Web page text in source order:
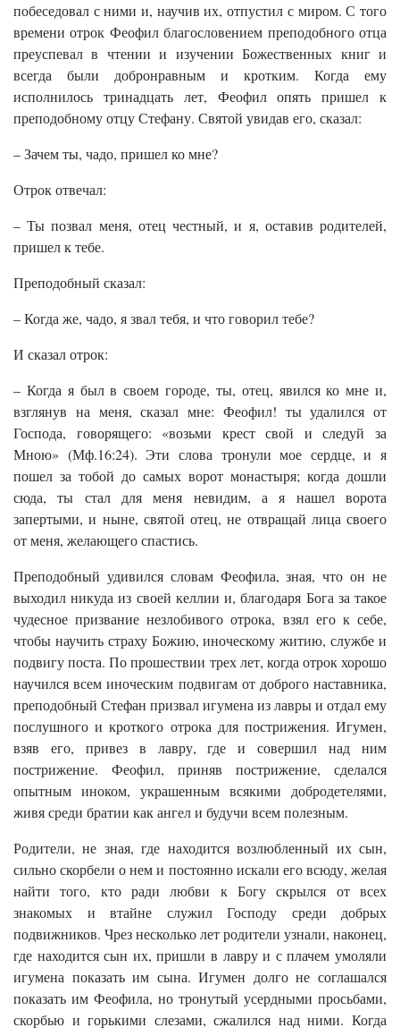
побеседовал с ними и, научив их, отпустил с миром. С того
времени отрок Феофил благословением преподобного отца
преуспевал в чтении и изучении Божественных книг и
всегда были добронравным и кротким. Когда ему
исполнилось тринадцать лет, Феофил опять пришел к
преподобному отцу Стефану. Святой увидав его, сказал:
– Зачем ты, чадо, пришел ко мне?
Отрок отвечал:
– Ты позвал меня, отец честный, и я, оставив родителей,
пришел к тебе.
Преподобный сказал:
– Когда же, чадо, я звал тебя, и что говорил тебе?
И сказал отрок:
– Когда я был в своем городе, ты, отец, явился ко мне и,
взглянув на меня, сказал мне: Феофил! ты удалился от
Господа, говорящего: «возьми крест свой и следуй за
Мною» (Мф.16:24). Эти слова тронули мое сердце, и я
пошел за тобой до самых ворот монастыря; когда дошли
сюда, ты стал для меня невидим, а я нашел ворота
запертыми, и ныне, святой отец, не отвращай лица своего
от меня, желающего спастись.
Преподобный удивился словам Феофила, зная, что он не
выходил никуда из своей келлии и, благодаря Бога за такое
чудесное призвание незлобивого отрока, взял его к себе,
чтобы научить страху Божию, иноческому житию, службе и
подвигу поста. По прошествии трех лет, когда отрок хорошо
научился всем иноческим подвигам от доброго наставника,
преподобный Стефан призвал игумена из лавры и отдал ему
послушного и кроткого отрока для пострижения. Игумен,
взяв его, привез в лавру, где и совершил над ним
пострижение. Феофил, приняв пострижение, сделался
опытным иноком, украшенным всякими добродетелями,
живя среди братии как ангел и будучи всем полезным.
Родители, не зная, где находится возлюбленный их сын,
сильно скорбели о нем и постоянно искали его всюду, желая
найти того, кто ради любви к Богу скрылся от всех
знакомых и втайне служил Господу среди добрых
подвижников. Чрез несколько лет родители узнали, наконец,
где находится сын их, пришли в лавру и с плачем умоляли
игумена показать им сына. Игумен долго не соглашался
показать им Феофила, но тронутый усердными просьбами,
скорбью и горькими слезами, сжалился над ними. Когда